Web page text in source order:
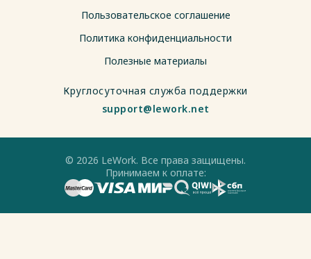
Пользовательское соглашение
Политика конфиденциальности
Полезные материалы
Круглосуточная служба поддержки
support@lework.net
© 2026 LeWork. Все права защищены.
Принимаем к оплате: